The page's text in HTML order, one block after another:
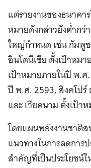
แต่รายงานของธนาคา
หมายดังกล่าวยังต่ำกว่
ใหญ่กำหนด เช่น กัมพู
อินโดนีเซีย ตั้งเป้าหม
เป้าหมายภายในปี พ.ศ
ปี พ.ศ. 2593, สิงคโป
และ เวียดนาม ตั้งเป้า
โดยแผนพลังงานชาติ
แนวทางในการลดกา
สำคัญที่เป็นประโยชน์